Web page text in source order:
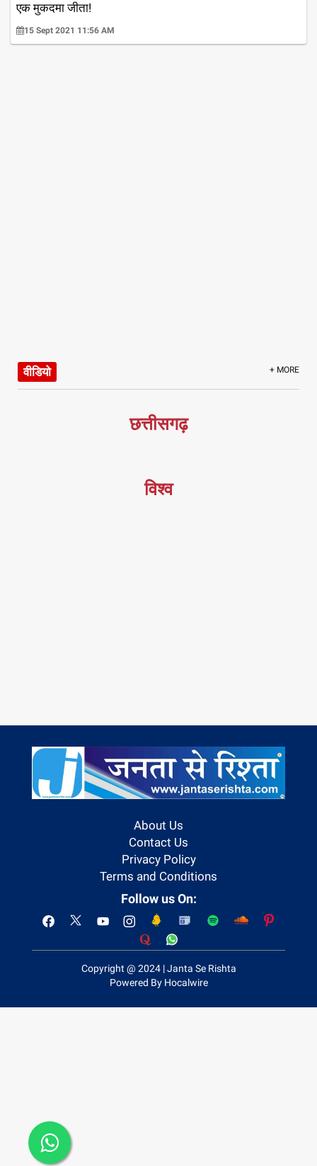
एक मुकदमा जीता!
15 Sept 2021 11:56 AM
वीडियो + MORE
छत्तीसगढ़
विश्व
About Us
Contact Us
Privacy Policy
Terms and Conditions
Follow us On:
Copyright @ 2024 | Janta Se Rishta
Powered By Hocalwire